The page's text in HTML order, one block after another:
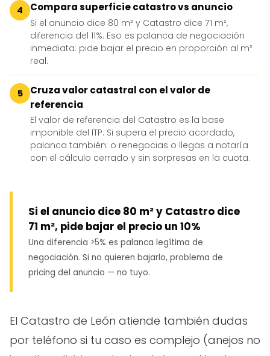
4 Compara superficie catastro vs anuncio
Si el anuncio dice 80 m² y Catastro dice 71 m²,
diferencia del 11%. Eso es palanca de negociación
inmediata: pide bajar el precio en proporción al m²
real.
5
Cruza valor catastral con el valor de
referencia
El valor de referencia del Catastro es la base
imponible del ITP. Si supera el precio acordado,
palanca también: o renegocias o llegas a notaría
con el cálculo cerrado y sin sorpresas en la cuota.
Si el anuncio dice 80 m² y Catastro dice
71 m², pide bajar el precio un 10%
Una diferencia >5% es palanca legítima de
negociación. Si no quieren bajarlo, problema de
pricing del anuncio — no tuyo.
El Catastro de León atiende también dudas
por teléfono si tu caso es complejo (anejos no